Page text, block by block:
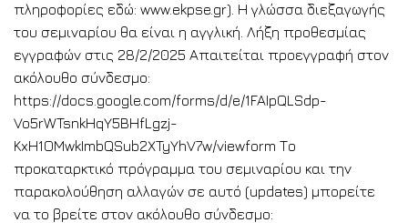
πληροφορίες εδώ: www.ekpse.gr). Η γλώσσα διεξαγωγής
του σεμιναρίου θα είναι η αγγλική. Λήξη προθεσμίας
εγγραφών στις 28/2/2025 Απαιτείται προεγγραφή στον
ακόλουθο σύνδεσμο:
https://docs.google.com/forms/d/e/1FAIpQLSdp-
Vo5rWTsnkHqY5BHfLgzj-
KxH1OMwkImbQSub2XTyYhV7w/viewform Το
προκαταρκτικό πρόγραμμα του σεμιναρίου και την
παρακολούθηση αλλαγών σε αυτό (updates) μπορείτε
να το βρείτε στον ακόλουθο σύνδεσμο: